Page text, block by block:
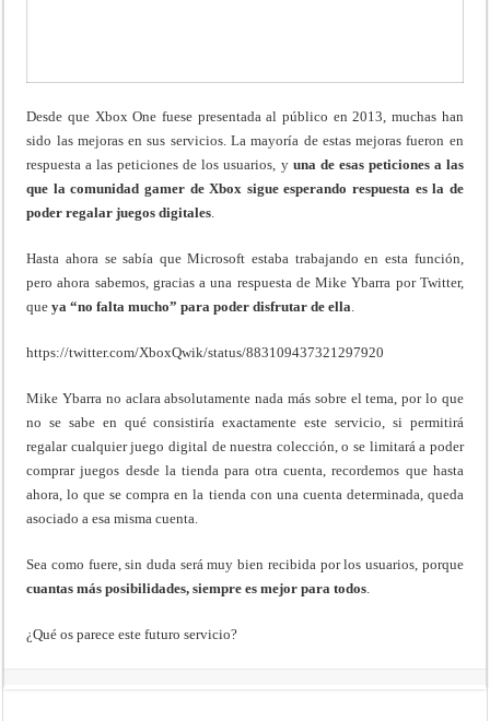
Desde que Xbox One fuese presentada al público en 2013, muchas han
sido las mejoras en sus servicios. La mayoría de estas mejoras fueron en
respuesta a las peticiones de los usuarios, y una de esas peticiones a las
que la comunidad gamer de Xbox sigue esperando respuesta es la de
poder regalar juegos digitales.
Hasta ahora se sabía que Microsoft estaba trabajando en esta función,
pero ahora sabemos, gracias a una respuesta de Mike Ybarra por Twitter,
queya “no falta mucho” para poder disfrutar de ella.
https://twitter.com/XboxQwik/status/883109437321297920
Mike Ybarra no aclara absolutamente nada más sobre el tema, por lo que
no se sabe en qué consistiría exactamente este servicio, si permitirá
regalar cualquier juego digital de nuestra colección, o se limitará a poder
comprar juegos desde la tienda para otra cuenta, recordemos que hasta
ahora, lo que se compra en la tienda con una cuenta determinada, queda
asociado a esa misma cuenta.
Sea como fuere, sin duda será muy bien recibida por los usuarios, porque
cuantas más posibilidades, siempre es mejor para todos.
¿Qué os parece este futuro servicio?